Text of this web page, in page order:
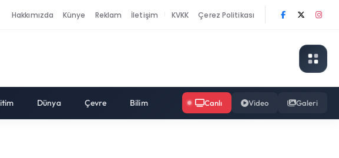
Hakkımızda Künye Reklam İletişim KVKK Çerez Politikası
Dünya Çevre Bilim Canlı Video Galeri